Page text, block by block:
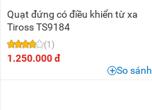
Quạt đứng có điều khiển từ xa
Tiross TS9184
(1)
1.250.000 đ
So sánh